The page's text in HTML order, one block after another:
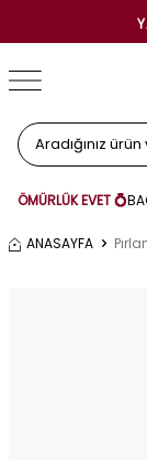
ÖMÜRLÜK EVET 💍
ANASAYFA